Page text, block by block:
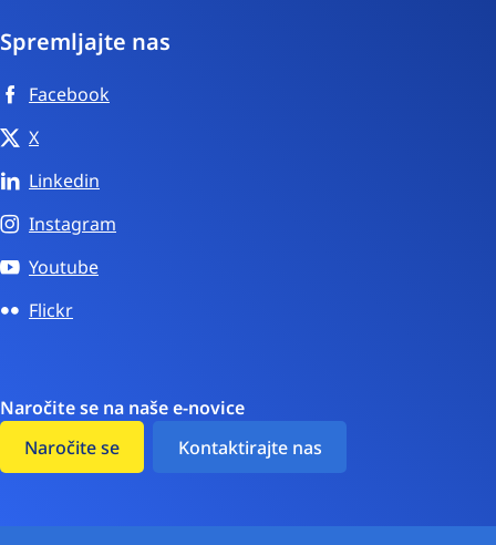
Spremljajte nas
Facebook
X
Linkedin
Instagram
Youtube
Flickr
Naročite se na naše e-novice
Naročite se
Kontaktirajte nas